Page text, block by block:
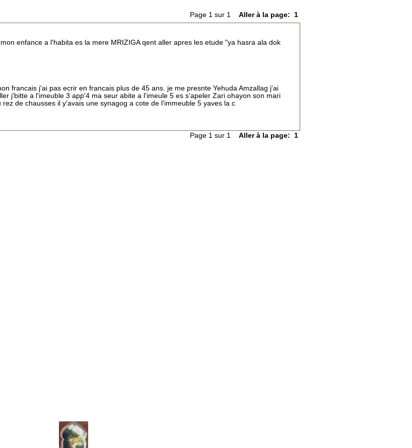
Page 1 sur 1 Aller à la page: 1
enfance a l'habita es la mere MRIZIGA qent aller apres les etude "ya hasra ala dok
francais j'ai pas ecrir en francais plus de 45 ans. je me presnte Yehuda Amzallag j'ai
j'bitte a l'imeuble 3 app'4 ma seur abite a l'imeule 5 es s'apeler Zari ohayon son mari
de chausses il y'avais une synagog a cote de l'immeuble 5 yaves la c
Page 1 sur 1 Aller à la page: 1